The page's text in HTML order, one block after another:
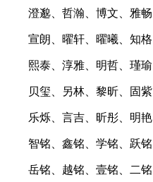
澄邈、哲瀚、博文、雅畅
宣朗、曜轩、曜曦、知格
熙泰、淳雅、明哲、瑾瑜
贝玺、另林、黎昕、固紫
乐烁、言吉、昕彤、明艳
智铭、鑫铭、学铭、跃铭
岳铭、越铭、壹铭、二铭